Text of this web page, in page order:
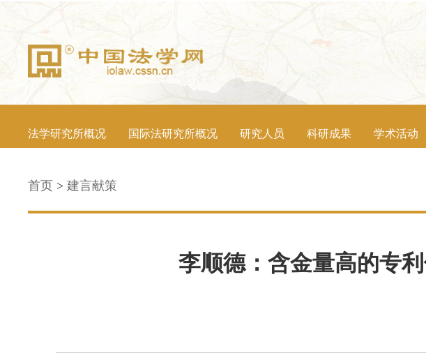
法学研究所概况 国际法研究所概况 研究人员 科研成果 学术活动
首页 > 建言献策
李顺德：含金量高的专